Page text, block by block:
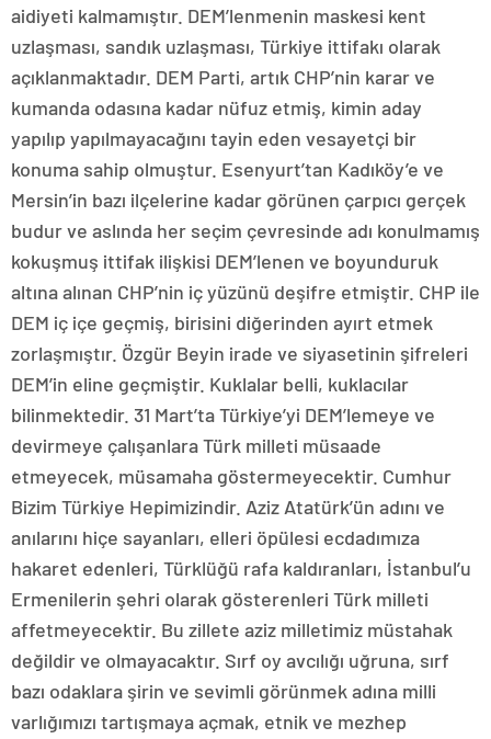
aidiyeti kalmamıştır. DEM’lenmenin maskesi kent
uzlaşması, sandık uzlaşması, Türkiye ittifakı olarak
açıklanmaktadır. DEM Parti, artık CHP’nin karar ve
kumanda odasına kadar nüfuz etmiş, kimin aday
yapılıp yapılmayacağını tayin eden vesayetçi bir
konuma sahip olmuştur. Esenyurt’tan Kadıköy’e ve
Mersin’in bazı ilçelerine kadar görünen çarpıcı gerçek
budur ve aslında her seçim çevresinde adı konulmamış
kokuşmuş ittifak ilişkisi DEM’lenen ve boyunduruk
altına alınan CHP’nin iç yüzünü deşifre etmiştir. CHP ile
DEM iç içe geçmiş, birisini diğerinden ayırt etmek
zorlaşmıştır. Özgür Beyin irade ve siyasetinin şifreleri
DEM’in eline geçmiştir. Kuklalar belli, kuklacılar
bilinmektedir. 31 Mart’ta Türkiye’yi DEM’lemeye ve
devirmeye çalışanlara Türk milleti müsaade
etmeyecek, müsamaha göstermeyecektir. Cumhur
Bizim Türkiye Hepimizindir. Aziz Atatürk’ün adını ve
anılarını hiçe sayanları, elleri öpülesi ecdadımıza
hakaret edenleri, Türklüğü rafa kaldıranları, İstanbul’u
Ermenilerin şehri olarak gösterenleri Türk milleti
affetmeyecektir. Bu zillete aziz milletimiz müstahak
değildir ve olmayacaktır. Sırf oy avcılığı uğruna, sırf
bazı odaklara şirin ve sevimli görünmek adına milli
varlığımızı tartışmaya açmak, etnik ve mezhep